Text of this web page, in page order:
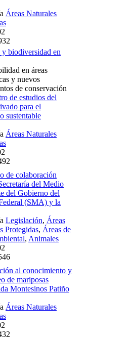
Áreas Naturales
y biodiversidad en
en áreas
y nuevos
de conservación
de estudios del
para el
sustentable
Áreas Naturales
de colaboración
del Medio
del Gobierno del
(SMA) y la
Legislación, Áreas
Protegidas, Áreas de
, Animales
al conocimiento y
de mariposas
Montesinos Patiño
Áreas Naturales